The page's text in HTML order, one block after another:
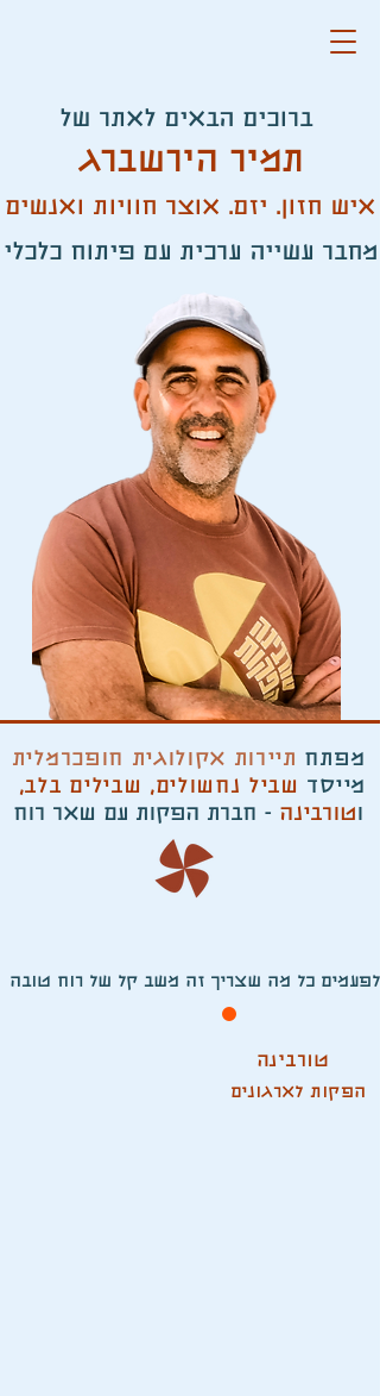
ברוכים הבאים לאתר של
תמיר הירשברג
איש חזון. יזם. אוצר חוויות ואנשים
מחבר עשייה ערכית עם פיתוח כלכלי
מפתח תיירות אקולוגית חופכרמלית
מייסד שביל נחשולים, שבילים בלב,
וטורבינה - חברת הפקות עם שאר רוח
לפעמים כל מה שצריך זה משב קל של רוח טובה
טורבינה
הפקות לארגונים